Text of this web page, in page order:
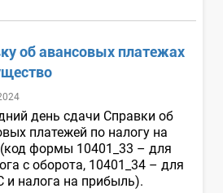
об авансовых платежах
день сдачи Справки об
платежей по налогу на
формы 10401_33 – для
с оборота, 10401_34 – для
налога на прибыль).